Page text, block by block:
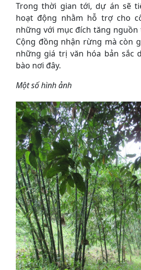
Trong thời gian tới, dự án sẽ
hoạt động nhằm hỗ trợ cho
những với mục đích tăng nguồn
Cộng đồng nhận rừng mà còn
những giá trị văn hóa bản sắc
bào nơi đây.
Một số hình ảnh